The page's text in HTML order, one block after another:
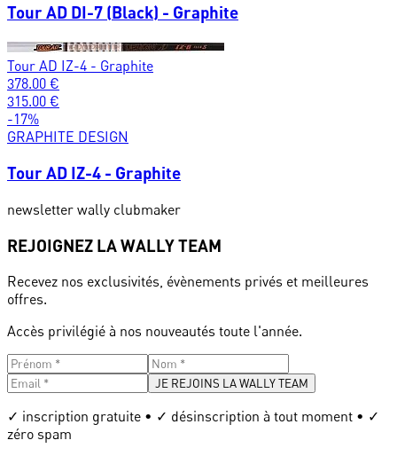
Tour AD DI-7 (Black) - Graphite
Tour AD IZ-4 - Graphite
378.00 €
315.00 €
-17%
GRAPHITE DESIGN
Tour AD IZ-4 - Graphite
newsletter wally clubmaker
REJOIGNEZ LA WALLY TEAM
Recevez nos exclusivités, évènements privés et meilleures
offres.
Accès privilégié à nos nouveautés toute l'année.
JE REJOINS LA WALLY TEAM
✓ inscription gratuite • ✓ désinscription à tout moment • ✓
zéro spam